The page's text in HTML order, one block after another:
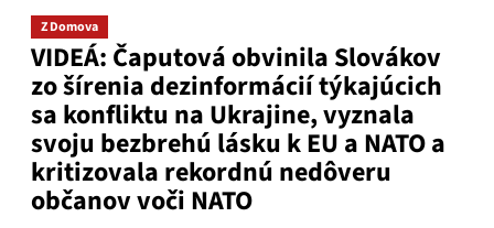
Z Domova
VIDEÁ: Čaputová obvinila Slovákov
zo šírenia dezinformácií týkajúcich
sa konfliktu na Ukrajine, vyznala
svoju bezbrehú lásku k EU a NATO a
kritizovala rekordnú nedôveru
občanov voči NATO